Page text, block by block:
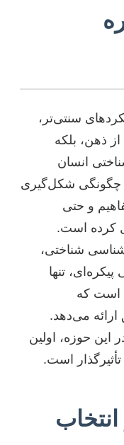
سنتی‌تر،
ذهن، بلکه
انسان
چگونگی شکل‌گیری
و حتی
کرده است.
شناختی،
تنها
است که
می‌دهد.
حوزه، اولین
است.